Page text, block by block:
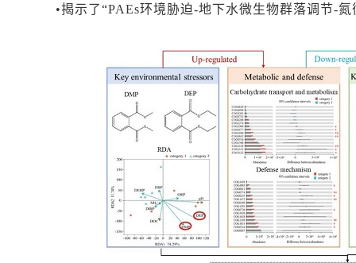
•揭示了“PAEs环境胁迫-地下水微生物群落调节-氮